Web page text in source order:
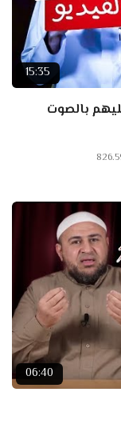
15:35
بالصوت
06:40